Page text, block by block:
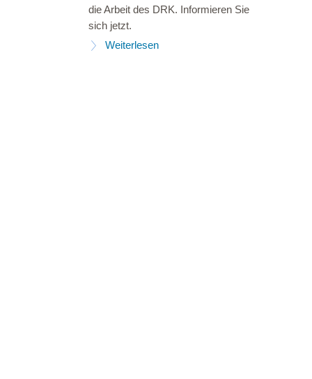
die Arbeit des DRK. Informieren Sie
sich jetzt.
Weiterlesen